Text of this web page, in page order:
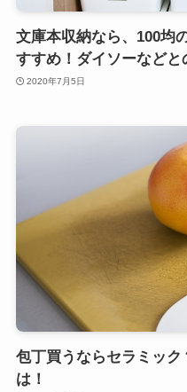
文庫本収納なら、100均
すすめ！ダイソーなどと
2020年7月5日
包丁買うならセラミッ
は！